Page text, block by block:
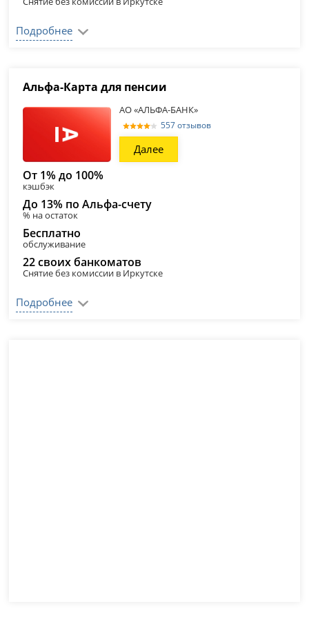
Подробнее
Альфа-Карта для пенсии
АО «АЛЬФА-БАНК»
557 отзывов
Далее
От 1% до 100%
кэшбэк
До 13% по Альфа-счету
% на остаток
Бесплатно
обслуживание
22 своих банкоматов
Снятие без комиссии в Иркутске
Подробнее